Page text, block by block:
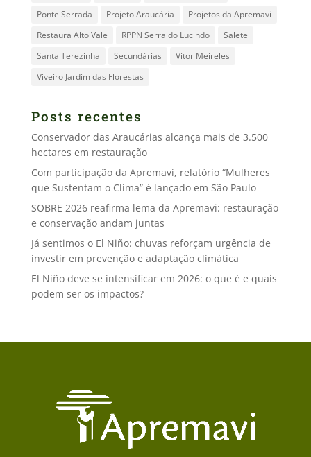
Ponte Serrada
Projeto Araucária
Projetos da Apremavi
Restaura Alto Vale
RPPN Serra do Lucindo
Salete
Santa Terezinha
Secundárias
Vitor Meireles
Viveiro Jardim das Florestas
Posts recentes
Conservador das Araucárias alcança mais de 3.500
hectares em restauração
Com participação da Apremavi, relatório “Mulheres
que Sustentam o Clima” é lançado em São Paulo
SOBRE 2026 reafirma lema da Apremavi: restauração
e conservação andam juntas
Já sentimos o El Niño: chuvas reforçam urgência de
investir em prevenção e adaptação climática
El Niño deve se intensificar em 2026: o que é e quais
podem ser os impactos?